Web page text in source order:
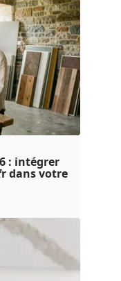
: intégrer
dans votre